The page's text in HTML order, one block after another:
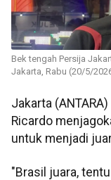
Bek tengah Persija
Jakarta, Rabu (20/5/
Jakarta
Ricardo
untuk menjadi
"Brasil juara,